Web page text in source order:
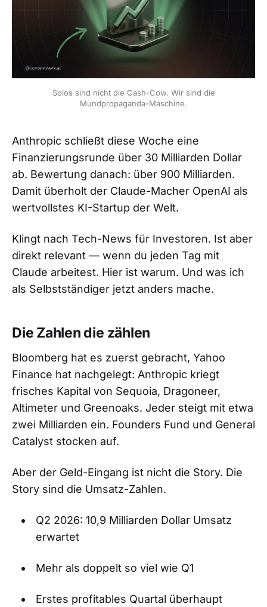
Solos sind nicht die Cash-Cow. Wir sind die
Mundpropaganda-Maschine.
Anthropic schließt diese Woche eine
Finanzierungsrunde über 30 Milliarden Dollar
ab. Bewertung danach: über 900 Milliarden.
Damit überholt der Claude-Macher OpenAI als
wertvollstes KI-Startup der Welt.
Klingt nach Tech-News für Investoren. Ist aber
direkt relevant — wenn du jeden Tag mit
Claude arbeitest. Hier ist warum. Und was ich
als Selbstständiger jetzt anders mache.
Die Zahlen die zählen
Bloomberg hat es zuerst gebracht, Yahoo
Finance hat nachgelegt: Anthropic kriegt
frisches Kapital von Sequoia, Dragoneer,
Altimeter und Greenoaks. Jeder steigt mit etwa
zwei Milliarden ein. Founders Fund und General
Catalyst stocken auf.
Aber der Geld-Eingang ist nicht die Story. Die
Story sind die Umsatz-Zahlen.
Q2 2026: 10,9 Milliarden Dollar Umsatz
erwartet
Mehr als doppelt so viel wie Q1
Erstes profitables Quartal überhaupt